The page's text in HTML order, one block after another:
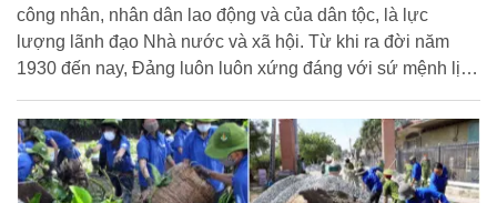
công nhân, nhân dân lao động và của dân tộc, là lực
lượng lãnh đạo Nhà nước và xã hội. Từ khi ra đời năm
1930 đến nay, Đảng luôn luôn xứng đáng với sứ mệnh lịch